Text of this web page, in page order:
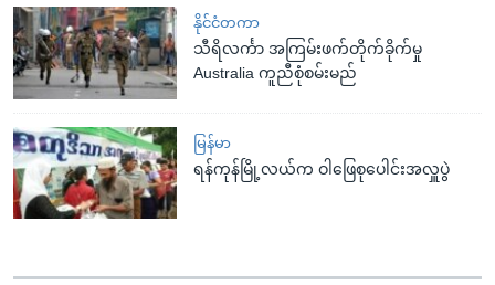
နိုင်ငံတကာ
သီရိလင်္ကာ အကြမ်းဖက်တိုက်ခိုက်မှု
Australia ကူညီစုံစမ်းမည်
မြန်မာ
ရန်ကုန်မြို့လယ်က ဝါဖြေစုပေါင်းအလှူပွဲ